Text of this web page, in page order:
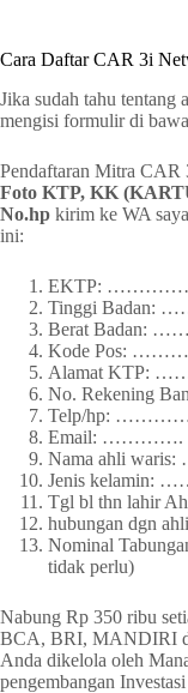
Cara Daftar CAR 3i
Jika sudah tahu
mengisi formulir di
Pendaftaran Mitra
Foto KTP, KK
No.hp kirim ke WA
ini:
EKTP:
Tinggi
Berat Badan:
Kode Pos:
Alamat KTP:
No. Rekening
Telp/hp:
Email: ………….
Nama ahli
Jenis kelamin:
Tgl bl thn lahir
hubungan dgn
Nominal
tidak perlu)
Nabung Rp 350 ribu
BCA, BRI, MANDIRI
Anda dikelola oleh
pengembangan